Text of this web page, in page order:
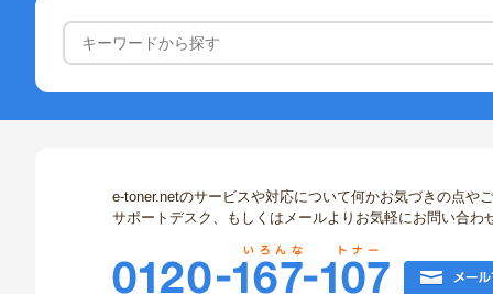
e-toner.netのサービスや対応について何かお気づきの点や
サポートデスク、もしくはメールよりお気軽にお問い合わ